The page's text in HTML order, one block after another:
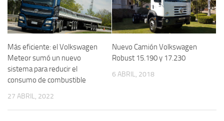
Más eficiente: el Volkswagen
Meteor sumó un nuevo
sistema para reducir el
consumo de combustible
27 ABRIL, 2022
Nuevo Camión Volkswagen
Robust 15.190 y 17.230
6 ABRIL, 2018